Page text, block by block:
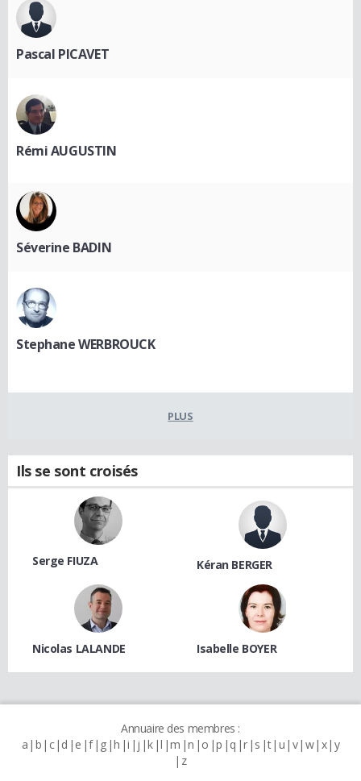
Pascal PICAVET
Rémi AUGUSTIN
Séverine BADIN
Stephane WERBROUCK
PLUS
Ils se sont croisés
Serge FIUZA Kéran BERGER
Nicolas LALANDE Isabelle BOYER
Annuaire des membres :
a b c d e f g h i j k l m n o p q r s t u v w x y
z